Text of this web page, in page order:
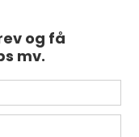
og få
mv.